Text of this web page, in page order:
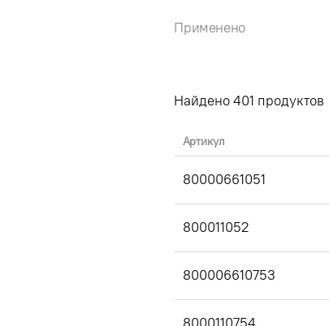
Применено
Найдено401 продуктов
Артикул
80000661051
800011052
800006610753